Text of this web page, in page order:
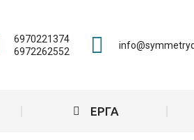
6970221374
6972262552
ΕΡΓΑ